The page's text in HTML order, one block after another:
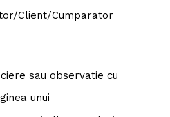
Client/Cumparator
sau observatie cu
unui